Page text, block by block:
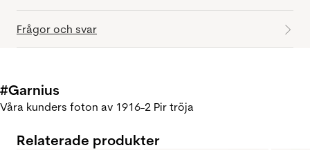
Frågor och svar
#Garnius
Våra kunders foton av 1916-2 Pir tröja
Relaterade produkter